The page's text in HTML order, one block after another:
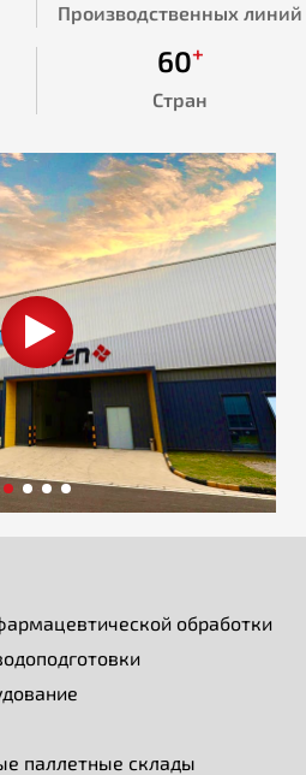
Производственных линий
60+
Стран
обработки
паллетные склады